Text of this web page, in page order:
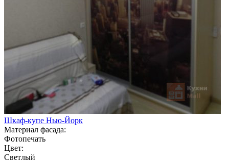
Шкаф-купе Нью-Йорк
Материал фасада:
Фотопечать
Цвет:
Светлый